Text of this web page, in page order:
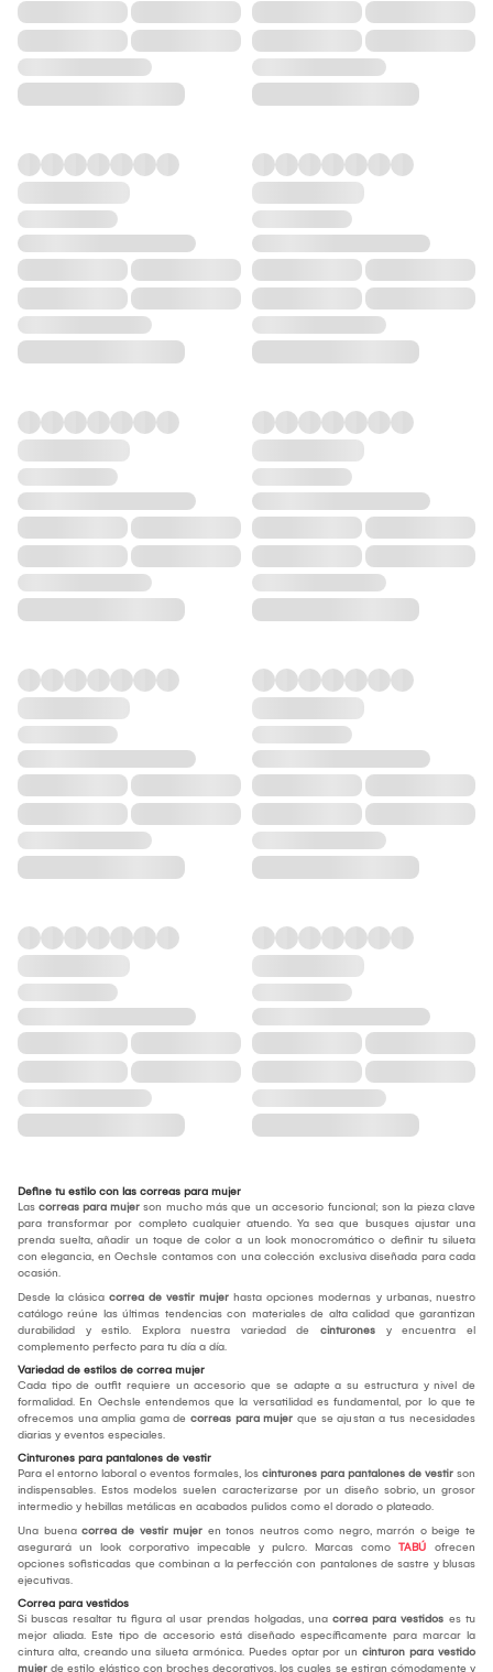
Define tu estilo con las correas para mujer
Las correas para mujer son mucho más que un accesorio funcional; son la pieza clave
para transformar por completo cualquier atuendo. Ya sea que busques ajustar una
prenda suelta, añadir un toque de color a un look monocromático o definir tu silueta
con elegancia, en Oechsle contamos con una colección exclusiva diseñada para cada
ocasión.
Desde la clásica correa de vestir mujer hasta opciones modernas y urbanas, nuestro
catálogo reúne las últimas tendencias con materiales de alta calidad que garantizan
durabilidad y estilo. Explora nuestra variedad de cinturones y encuentra el
complemento perfecto para tu día a día.
Variedad de estilos de correa mujer
Cada tipo de outfit requiere un accesorio que se adapte a su estructura y nivel de
formalidad. En Oechsle entendemos que la versatilidad es fundamental, por lo que te
ofrecemos una amplia gama de correas para mujer que se ajustan a tus necesidades
diarias y eventos especiales.
Cinturones para pantalones de vestir
Para el entorno laboral o eventos formales, los cinturones para pantalones de vestir son
indispensables. Estos modelos suelen caracterizarse por un diseño sobrio, un grosor
intermedio y hebillas metálicas en acabados pulidos como el dorado o plateado.
Una buena correa de vestir mujer en tonos neutros como negro, marrón o beige te
asegurará un look corporativo impecable y pulcro. Marcas como TABÚ ofrecen
opciones sofisticadas que combinan a la perfección con pantalones de sastre y blusas
ejecutivas.
Correa para vestidos
Si buscas resaltar tu figura al usar prendas holgadas, una correa para vestidos es tu
mejor aliada. Este tipo de accesorio está diseñado específicamente para marcar la
cintura alta, creando una silueta armónica. Puedes optar por un cinturon para vestido
mujer de estilo elástico con broches decorativos, los cuales se estiran cómodamente y